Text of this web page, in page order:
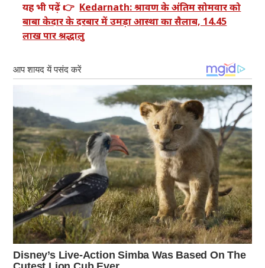
यह भी पढ़ें 👉 Kedarnath: श्रावण के अंतिम सोमवार को
बाबा केदार के दरबार में उमड़ा आस्था का सैलाब, 14.45
लाख पार श्रद्धालु